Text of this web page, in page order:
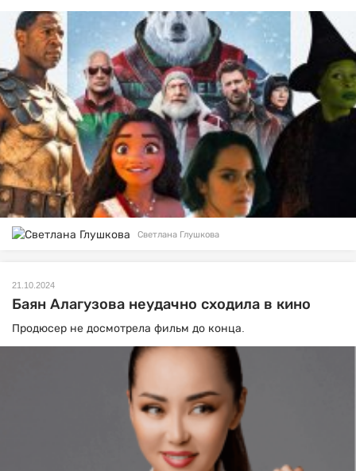
Светлана Глушкова
21.10.2024
Баян Алагузова неудачно сходила в кино
Продюсер не досмотрела фильм до конца.